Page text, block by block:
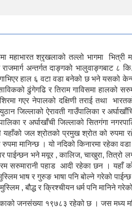
श्रृखलाको तल्लो भागमा भित्री मधेश
अन्तर्गत दाङ्गको भालुवाङ्गबाट
हाल ६ वटा वडा बनेको छ भने यसको
ढुंगेगढि र तिराम गाविसमा हालको
गएर नेपालको दक्षिणी तराई तथा
जिल्लाको ऐरावती गाउँपालिका र
र अर्घाखाँची जिल्लाको सितगंगा
यहाँको जल श्रोतको प्रमुख श्रोत को
मानिन्छ । यो नदिको किनारमा
पाईन्छन भने मयूर , कालिज, चाखुरा,
सरुमारानी पहाड आदी रहेका छन ।
भाष र गुरुङ भाषा पनि बोल्ने गरेको
, बौद्ध र क्रिश्चीयन धर्म पनि मानिने
जनसंख्या १९७८३ रहेको छ । जस मध्य